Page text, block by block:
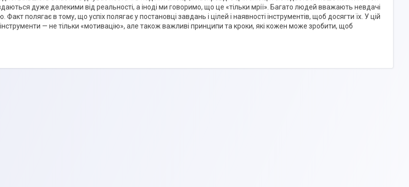
дуже далекими від реальності, а іноді ми говоримо, що це «тільки мрії». Багато людей вважають невдачі
Факт полягає в тому, що успіх полягає у постановці завдань і цілей і наявності інструментів, щоб досягти їх. У цій
— не тільки «мотивацію», але також важливі принципи та кроки, які кожен може зробити, щоб